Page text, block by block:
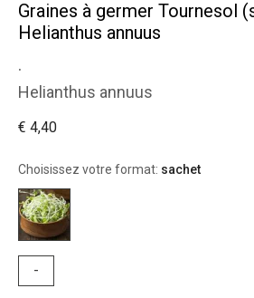
Graines à germer Tournesol
Helianthus annuus
.
Helianthus annuus
€ 4,40
Choisissez votre format: sachet
-